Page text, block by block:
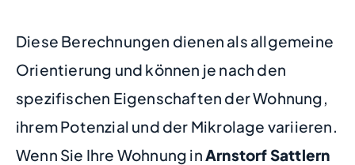
Diese Berechnungen dienen als allgemeine
Orientierung und können je nach den
spezifischen Eigenschaften der Wohnung,
ihrem Potenzial und der Mikrolage variieren.
Wenn Sie Ihre Wohnung in Arnstorf Sattlern